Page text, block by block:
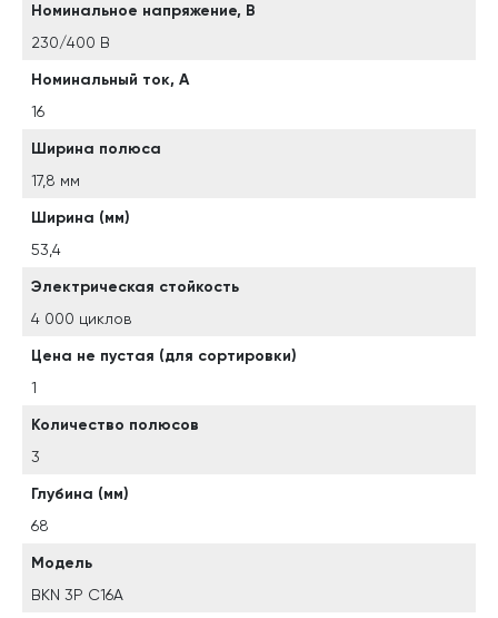
Номинальное напряжение, В
230/400 В
Номинальный ток, А
16
Ширина полюса
17,8 мм
Ширина (мм)
53,4
Электрическая стойкость
4 000 циклов
Цена не пустая (для сортировки)
1
Количество полюсов
3
Глубина (мм)
68
Модель
BKN 3P C16A